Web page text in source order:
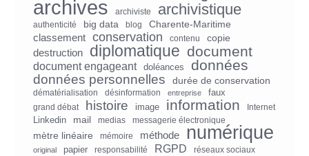
archives archiviste archivistique
authenticité big data blog
Charente-Maritime
classement
conservation contenu
copie
destruction
diplomatique document
document engageant doléances données
données personnelles durée de conservation
dématérialisation désinformation entreprise faux
grand débat histoire image information Internet
Linkedin mail medias messagerie électronique
mètre linéaire mémoire méthode numérique
original papier responsabilité RGPD réseaux sociaux